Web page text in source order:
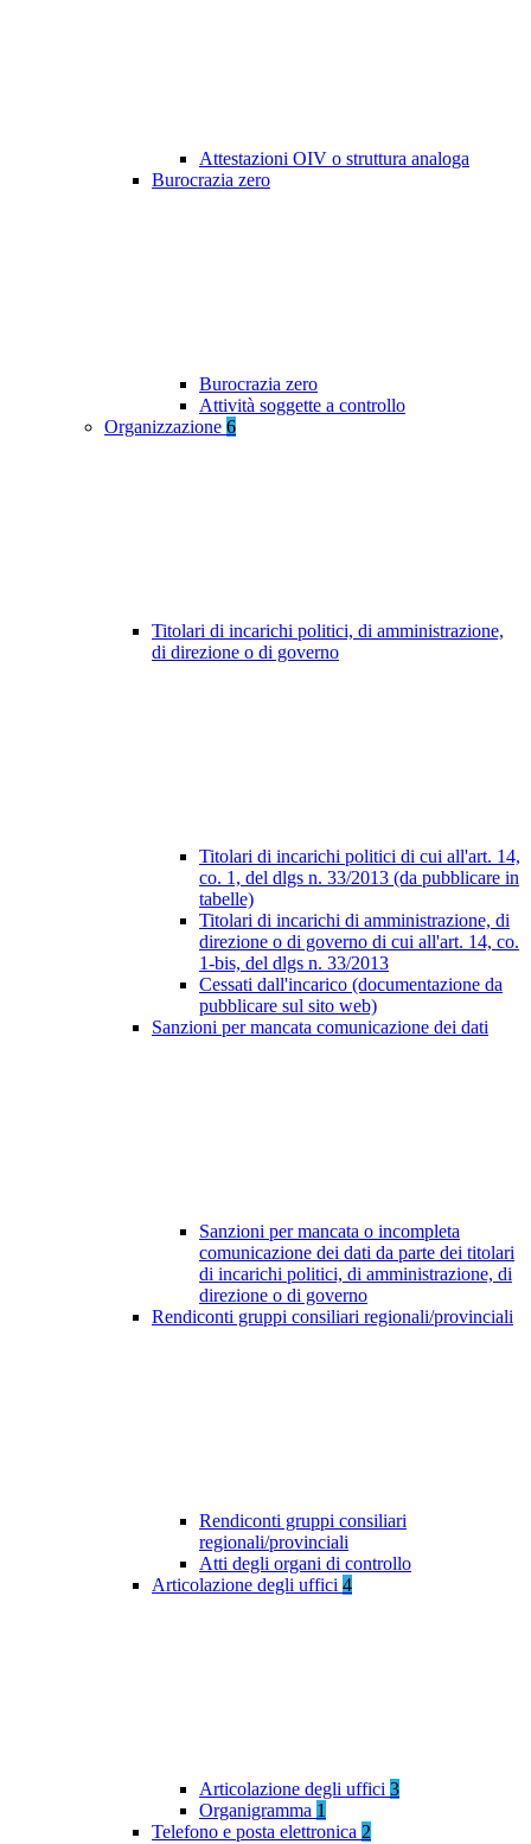
Attestazioni OIV o struttura analoga
Burocrazia zero
Burocrazia zero
Attività soggette a controllo
Organizzazione 6
Titolari di incarichi politici, di amministrazione,
di direzione o di governo
Titolari di incarichi politici di cui all'art. 14,
co. 1, del dlgs n. 33/2013 (da pubblicare in
tabelle)
Titolari di incarichi di amministrazione, di
direzione o di governo di cui all'art. 14, co.
1-bis, del dlgs n. 33/2013
Cessati dall'incarico (documentazione da
pubblicare sul sito web)
Sanzioni per mancata comunicazione dei dati
Sanzioni per mancata o incompleta
comunicazione dei dati da parte dei titolari
di incarichi politici, di amministrazione, di
direzione o di governo
Rendiconti gruppi consiliari regionali/provinciali
Rendiconti gruppi consiliari
regionali/provinciali
Atti degli organi di controllo
Articolazione degli uffici 4
Articolazione degli uffici 3
Organigramma 1
Telefono e posta elettronica 2